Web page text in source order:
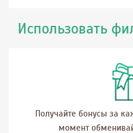
Использовать
Получайте бонусы за
момент